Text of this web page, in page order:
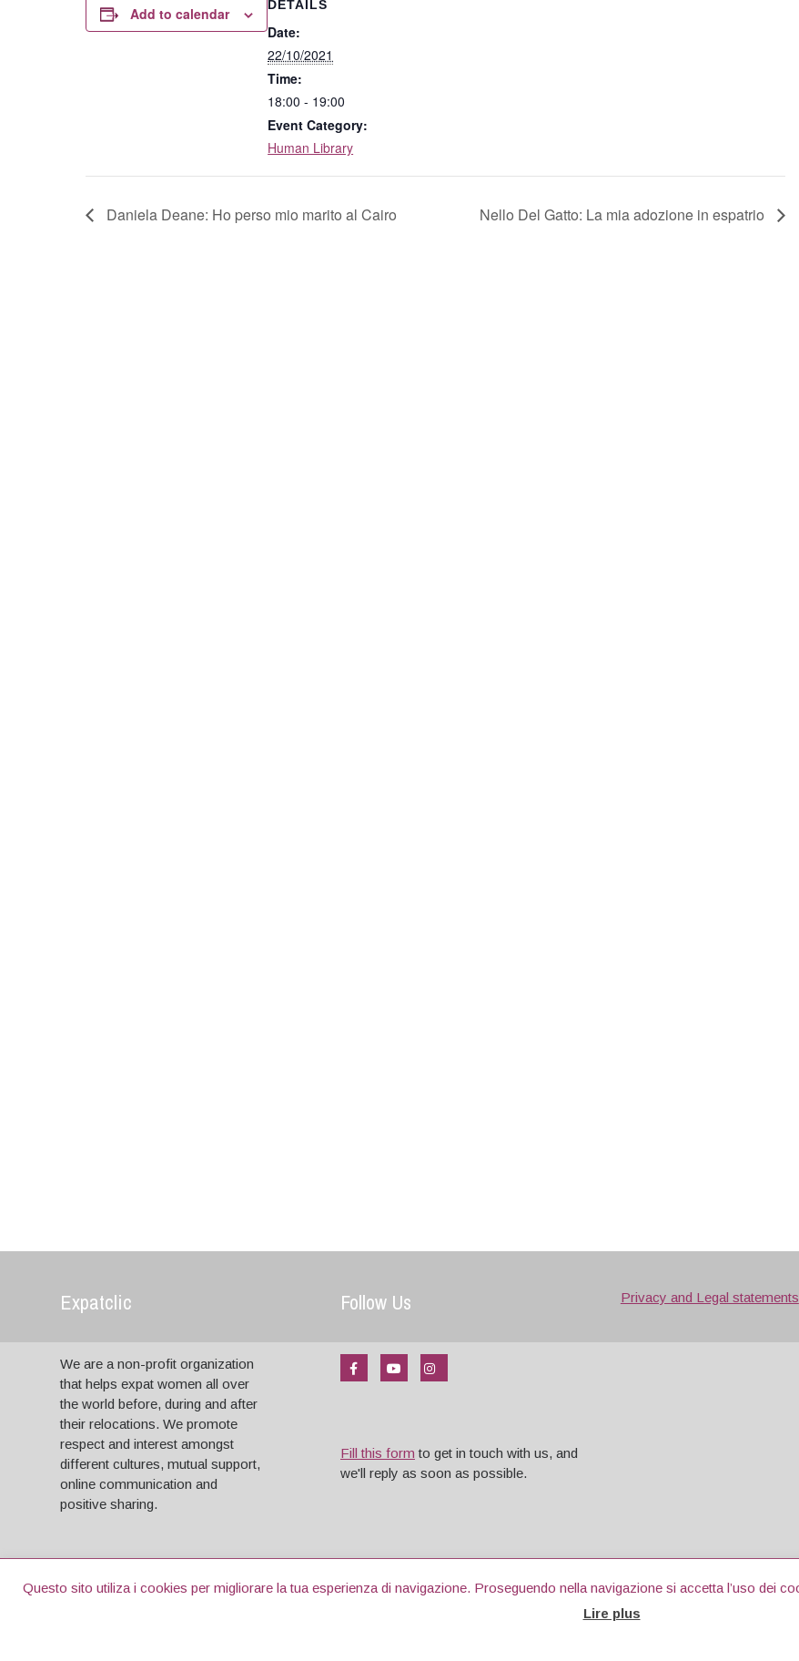
Add to calendar DETAILS
Date:
22/10/2021
Time:
18:00 - 19:00
Event Category:
Human Library
Daniela Deane: Ho perso mio marito al Cairo Nello Del Gatto: La mia adozione in espatrio
Expatclic
We are a non-profit organization
that helps expat women all over
the world before, during and after
their relocations. We promote
respect and interest amongst
different cultures, mutual support,
online communication and
positive sharing.
Follow Us
Fill this form to get in touch with us, and
we'll reply as soon as possible.
Privacy and Legal statements